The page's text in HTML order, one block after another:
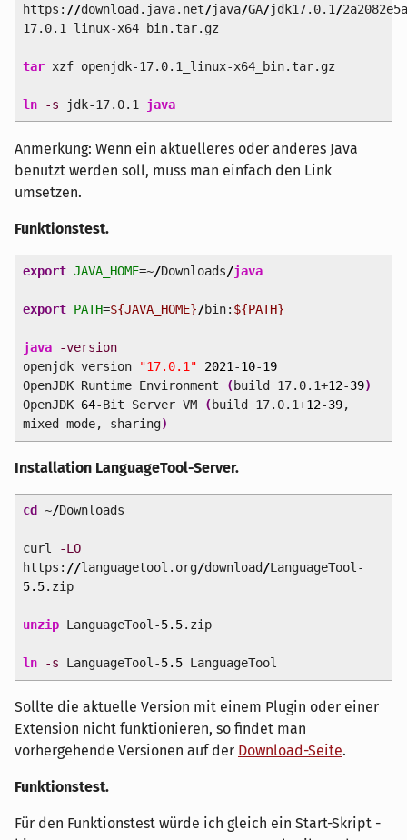
https: //download.java.net/java/GA/jdk17.0.1 /
17.0.1_linux-x64_bin.tar.gz
tarxzf openjdk-17.0.1_linux-x64_bin.tar.gz
ln -s jdk-17.0.1 java
Anmerkung: Wenn ein aktuelleres oder anderes Java
benutzt werden soll, muss man einfach den Link
umsetzen.
Funktionstest.
export JAVA_HOME=~/Downloads/java
export PATH=${JAVA_HOME}/bin: ${PATH}
java
-version
openjdk version
"17.0.1" 2021 -10-19
OpenJDK Runtime Environment
( build 17.0.1+12-39)
OpenJDK 64-Bit Server VM ( build 17.0.1+12-39,
mixed mode, sharing)
Installation LanguageTool-Server.
cd ~/Downloads
curl
-LO
https: //languagetool.org/download/LanguageTool-
5.5.zip
unzipLanguageTool-5.5.zip
ln -s LanguageTool-5.5LanguageTool
Sollte die aktuelle Version mit einem Plugin oder einer
Extension nicht funktionieren, so findet man
vorhergehende Versionen auf der Download-Seite.
Funktionstest.
Für den Funktionstest würde ich gleich ein Start-Skript -